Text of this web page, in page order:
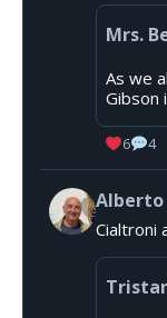
Mrs.
As we
Gibson
6 4
Alberto
Cialtroni